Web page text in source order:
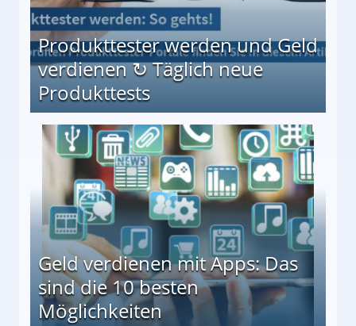
Produkttester werden und Geld
verdienen ↻ Täglich neue
Produkttests
↻ Täglich neue Produkttests
Geld verdienen mit Apps: Das
sind die 10 besten
Möglichkeiten